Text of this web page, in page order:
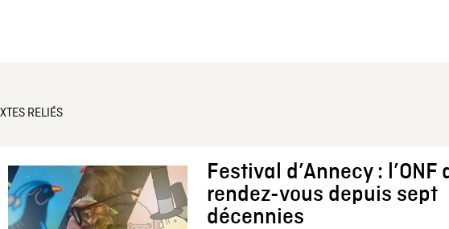
RELIÉS
Festival d’Annecy : l’ONF
rendez-vous depuis sept
décennies